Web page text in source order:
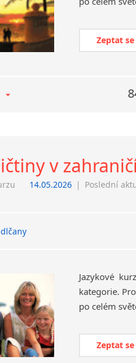
Zeptat
v
14.05.2026 | Poslední
Jazykové
kategorie.
po celém
Zeptat